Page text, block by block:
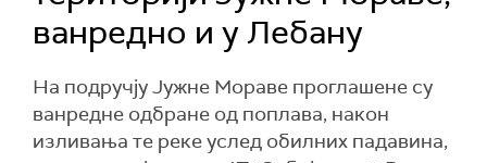
ванредно и у Лебану
На подручју Јужне Мораве проглашене су
ванредне одбране од поплава, након
изливања те реке услед обилних падавина,